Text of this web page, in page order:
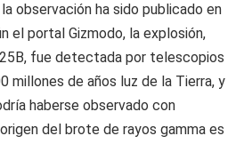
observación ha sido publicado en
el portal Gizmodo, la explosión,
fue detectada por telescopios
millones de años luz de la Tierra, y
haberse observado con
del brote de rayos gamma es